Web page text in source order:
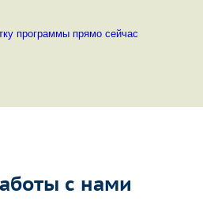
программы прямо сейчас
с нами